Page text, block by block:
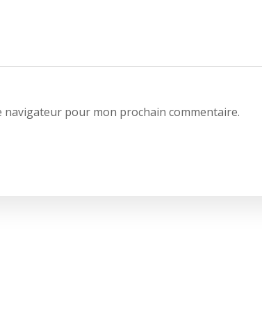
pour mon prochain commentaire.